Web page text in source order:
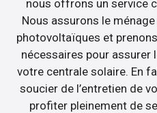
nous offrons un service
Nous assurons le
photovoltaïques et
nécessaires pour
votre centrale solaire. En
soucier de l’entretien de
profiter pleinement de